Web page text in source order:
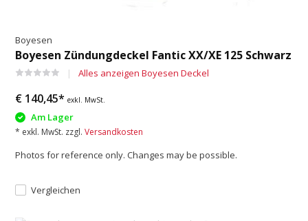
Boyesen
Boyesen Zündungdeckel Fantic XX/XE 125 Schwarz
Alles anzeigen Boyesen Deckel
€ 140,45*exkl. MwSt.
Am Lager
* exkl. MwSt. zzgl.Versandkosten
Photos for reference only. Changes may be possible.
Vergleichen